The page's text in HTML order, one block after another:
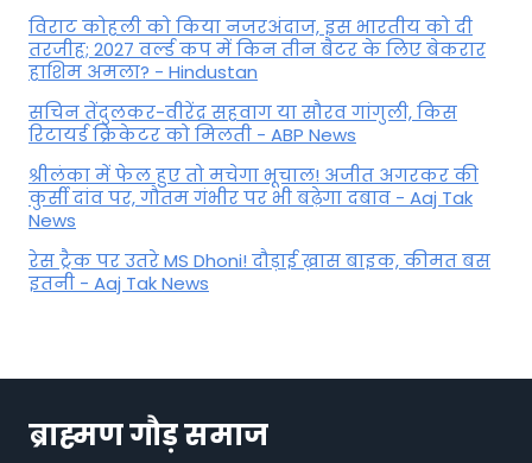
विराट कोहली को किया नजरअंदाज, इस भारतीय को दी
तरजीह; 2027 वर्ल्ड कप में किन तीन बैटर के लिए बेकरार
हाशिम अमला? - Hindustan
सचिन तेंदुलकर-वीरेंद्र सहवाग या सौरव गांगुली, किस
रिटायर्ड क्रिकेटर को मिलती - ABP News
श्रीलंका में फेल हुए तो मचेगा भूचाल! अजीत अगरकर की
कुर्सी दांव पर, गौतम गंभीर पर भी बढ़ेगा दबाव - Aaj Tak
News
रेस ट्रैक पर उतरे MS Dhoni! दौड़ाई ख़ास बाइक, कीमत बस
इतनी - Aaj Tak News
ब्राह्मण गौड़ समाज